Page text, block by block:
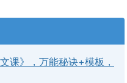
课》，万能秘诀+模板，